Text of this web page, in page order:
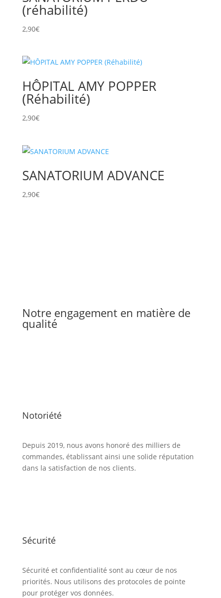
(réhabilité)
2,90€
HÔPITAL AMY POPPER
(Réhabilité)
2,90€
SANATORIUM ADVANCE
2,90€
Notre engagement en matière de
qualité
Notoriété
Depuis 2019, nous avons honoré des milliers de
commandes, établissant ainsi une solide réputation
dans la satisfaction de nos clients.
Sécurité
Sécurité et confidentialité sont au cœur de nos
priorités. Nous utilisons des protocoles de pointe
pour protéger vos données.